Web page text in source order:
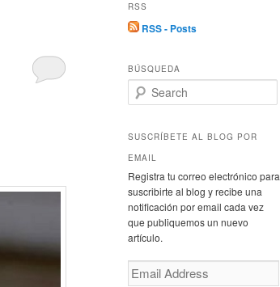
RSS
RSS - Posts
BÚSQUEDA
e
r
h
SUSCRÍBETE AL BLOG POR
EMAIL
Registra tu correo electrónico para
suscribirte al blog y recibe una
notificación por email cada vez
que publiquemos un nuevo
artículo.
Email
Address